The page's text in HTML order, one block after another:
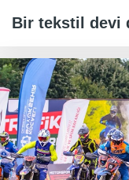
Bir tekstil devi